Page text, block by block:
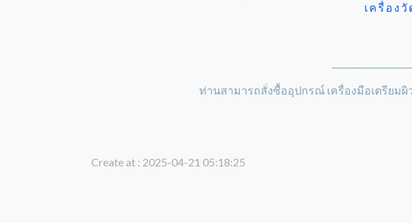
เครื่อง
ท่านสามารถสั่งซื้ออุปกรณ์ เครื่องมือเตรียมผิ
Create at : 2025-04-21 05:18:25